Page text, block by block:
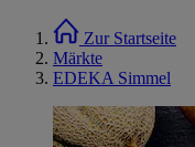
Zur Startseite
Märkte
EDEKA Simmel